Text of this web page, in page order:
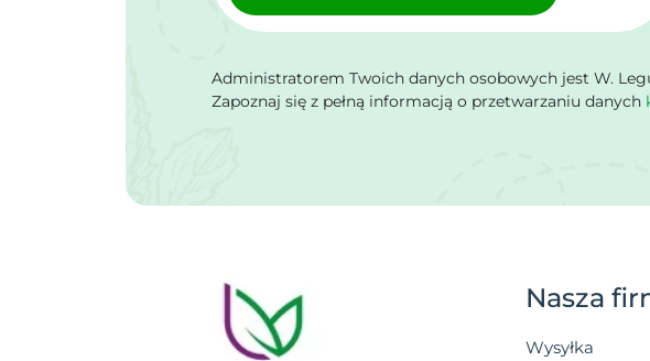
Administratorem Twoich danych osobowych jest W.
Zapoznaj się z pełną informacją o przetwarzaniu danych
Nasza
Wysyłka